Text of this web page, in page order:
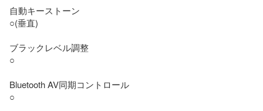
自動キーストーン
○(垂直)
ブラックレベル調整
○
Bluetooth AV同期コントロール
○